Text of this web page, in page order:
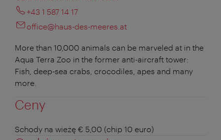
+43 1 587 14 17
office@haus-des-meeres.at
More than 10,000 animals can be marveled at in the
Aqua Terra Zoo in the former anti-aircraft tower:
Fish, deep-sea crabs, crocodiles, apes and many
more.
Ceny
Schody na wieżę € 5,00 (chip 10 euro)